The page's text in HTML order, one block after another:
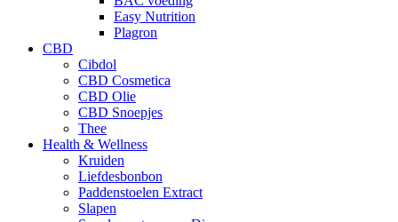
Easy Nutrition
Plagron
CBD
Cibdol
CBD Cosmetica
CBD Olie
CBD Snoepjes
Thee
Health & Wellness
Kruiden
Liefdesbonbon
Paddenstoelen Extract
Slapen